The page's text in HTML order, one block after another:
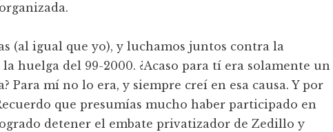
(al igual que yo), y luchamos juntos contra la
huelga del 99-2000. ¿Acaso para tí era solamente un
Para mí no lo era, y siempre creí en esa causa. Y por
que presumías mucho haber participado en
detener el embate privatizador de Zedillo y